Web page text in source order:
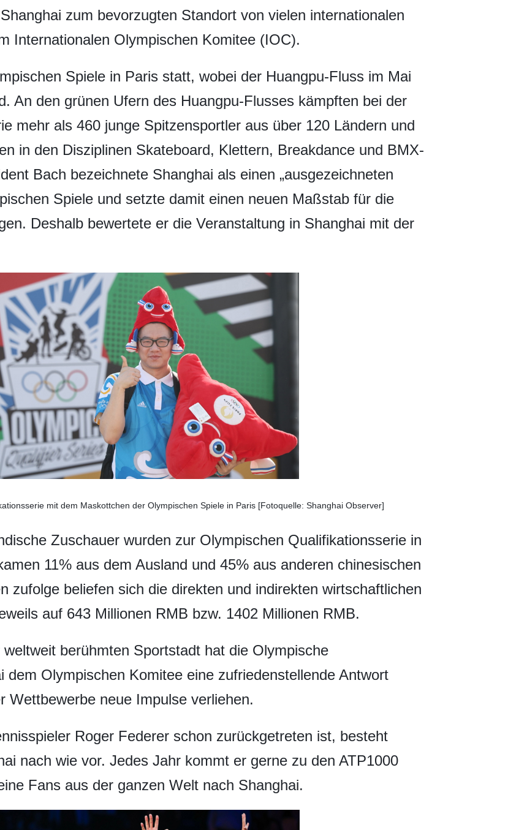
zum bevorzugten Standort von vielen internationalen
Internationalen Olympischen Komitee (IOC).
Spiele in Paris statt, wobei der Huangpu-Fluss im Mai
An den grünen Ufern des Huangpu-Flusses kämpften bei der
mehr als 460 junge Spitzensportler aus über 120 Ländern und
in den Disziplinen Skateboard, Klettern, Breakdance und BMX-
Bach bezeichnete Shanghai als einen „ausgezeichneten
Spiele und setzte damit einen neuen Maßstab für die
Deshalb bewertete er die Veranstaltung in Shanghai mit der
mit dem Maskottchen der Olympischen Spiele in Paris [Fotoquelle: Shanghai Observer]
Zuschauer wurden zur Olympischen Qualifikationsserie in
11% aus dem Ausland und 45% aus anderen chinesischen
zufolge beliefen sich die direkten und indirekten wirtschaftlichen
auf 643 Millionen RMB bzw. 1402 Millionen RMB.
berühmten Sportstadt hat die Olympische
dem Olympischen Komitee eine zufriedenstellende Antwort
Wettbewerbe neue Impulse verliehen.
Roger Federer schon zurückgetreten ist, besteht
nach wie vor. Jedes Jahr kommt er gerne zu den ATP1000
Fans aus der ganzen Welt nach Shanghai.